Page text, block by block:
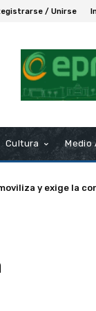
/ Unirse
Cultura Medio
y exige la